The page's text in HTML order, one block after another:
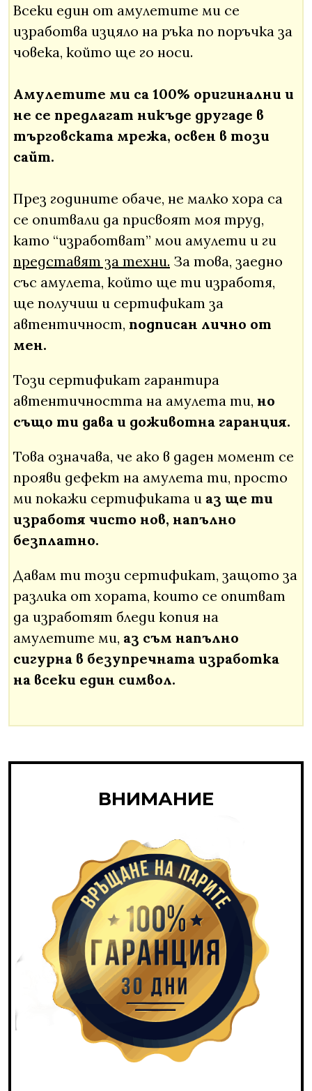
Всеки един от амулетите ми се
изработва изцяло на ръка по поръчка за
човека, който ще го носи.
Амулетите ми са 100% оригинални и
не се предлагат никъде другаде в
търговската мрежа, освен в този
сайт.
През годините обаче, не малко хора са
се опитвали да присвоят моя труд,
като “изработват” мои амулети и ги
представят за техни. За това, заедно
със амулета, който ще ти изработя,
ще получиш и сертификат за
автентичност, подписан лично от
мен.
Този сертификат гарантира
автентичността на амулета ти, но
също ти дава и доживотна гаранция.
Това означава, че ако в даден момент се
прояви дефект на амулета ти, просто
ми покажи сертификата и аз ще ти
изработя чисто нов, напълно
безплатно.
Давам ти този сертификат, защото за
разлика от хората, които се опитват
да изработят бледи копия на
амулетите ми, аз съм напълно
сигурна в безупречната изработка
на всеки един символ.
ВНИМАНИЕ